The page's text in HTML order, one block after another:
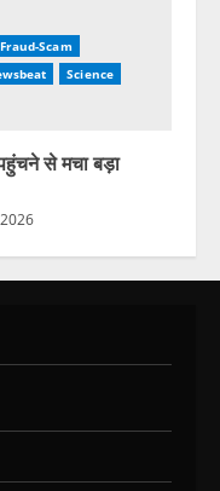
Fraud-Scam
Science
से मचा बड़ा